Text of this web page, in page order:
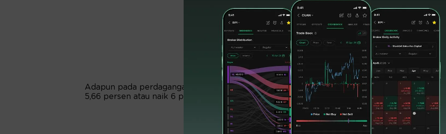
Adapun pada perdagangan intraday Rabu (1/7), saham HUMI terpantau menguat
5,66 persen atau naik 6 poin ke level Rp112.